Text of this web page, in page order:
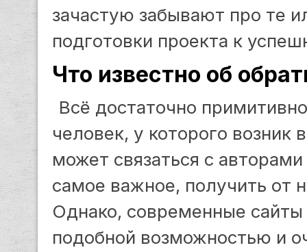
зачастую забывают про те
подготовки проекта к
Что известно об
Всё достаточно
человек, у которого
может связаться с
самое важное, получить от
Однако, современные
подобной возможностью и